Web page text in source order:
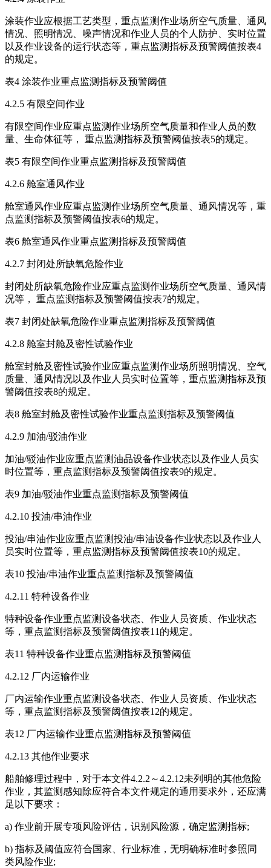
涂装作业应根据工艺类型，重点监测作业场所空气质量、通风
情况、照明情况、噪声情况和作业人员的个人防护、实时位置
以及作业设备的运行状态等，重点监测指标及预警阈值按表4
的规定。
表4 涂装作业重点监测指标及预警阈值
4.2.5 有限空间作业
有限空间作业应重点监测作业场所空气质量和作业人员的数
量、生命体征等， 重点监测指标及预警阈值按表5的规定。
表5 有限空间作业重点监测指标及预警阈值
4.2.6 舱室通风作业
舱室通风作业应重点监测作业场所空气质量、通风情况等，重
点监测指标及预警阈值按表6的规定。
表6 舱室通风作业重点监测指标及预警阈值
4.2.7 封闭处所缺氧危险作业
封闭处所缺氧危险作业应重点监测作业场所空气质量、通风情
况等， 重点监测指标及预警阈值按表7的规定。
表7 封闭处缺氧危险作业重点监测指标及预警阈值
4.2.8 舱室封舱及密性试验作业
舱室封舱及密性试验作业应重点监测作业场所照明情况、空气
质量、通风情况以及作业人员实时位置等，重点监测指标及预
警阈值按表8的规定。
表8 舱室封舱及密性试验作业重点监测指标及预警阈值
4.2.9 加油/驳油作业
加油/驳油作业应重点监测油品设备作业状态以及作业人员实
时位置等，重点监测指标及预警阈值按表9的规定。
表9 加油/驳油作业重点监测指标及预警阈值
4.2.10 投油/串油作业
投油/串油作业应重点监测投油/串油设备作业状态以及作业人
员实时位置等，重点监测指标及预警阈值按表10的规定。
表10 投油/串油作业重点监测指标及预警阈值
4.2.11 特种设备作业
特种设备作业重点监测设备状态、作业人员资质、作业状态
等，重点监测指标及预警阈值按表11的规定。
表11 特种设备作业重点监测指标及预警阈值
4.2.12 厂内运输作业
厂内运输作业重点监测设备状态、作业人员资质、作业状态
等，重点监测指标及预警阈值按表12的规定。
表12 厂内运输作业重点监测指标及预警阈值
4.2.13 其他作业要求
船舶修理过程中，对于本文件4.2.2～4.2.12未列明的其他危险
作业，其监测感知除应符合本文件规定的通用要求外，还应满
足以下要求：
a) 作业前开展专项风险评估，识别风险源，确定监测指标;
b) 指标及阈值应符合国家、行业标准，无明确标准时参照同
类风险作业;